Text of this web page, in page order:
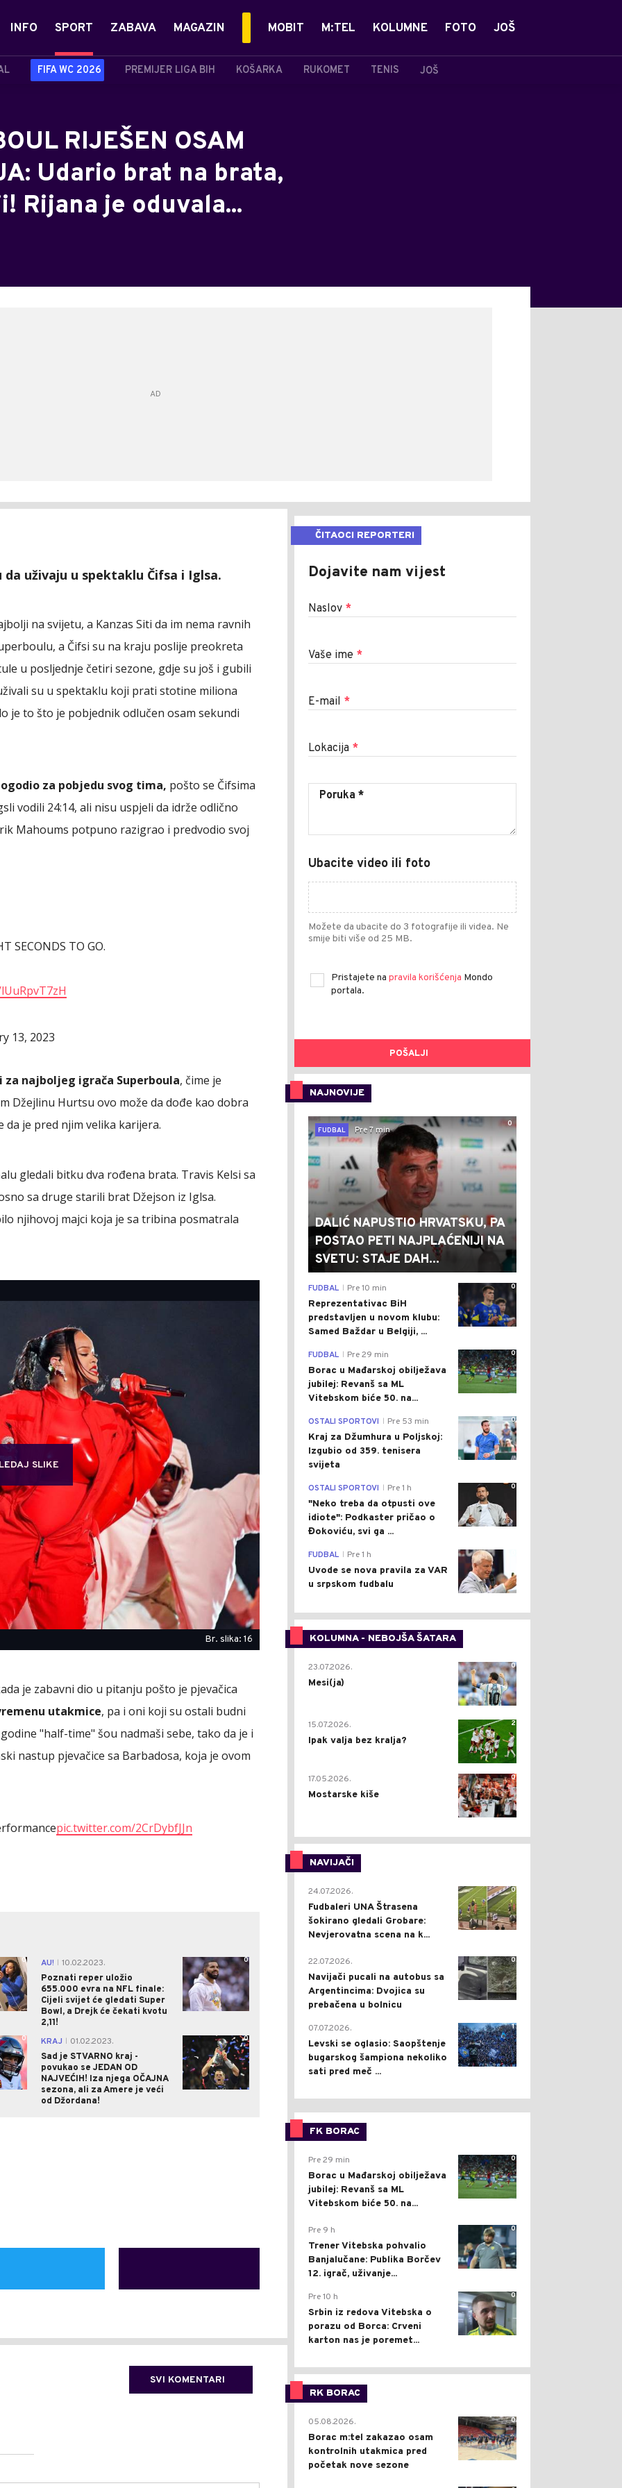
INFO SPORT
FIFA WC 2026 PREMIJER LIGA BIH KOŠARKA RUKOMET TENIS JOŠ
ZABAVA MAGAZIN MOBIT M:TEL KOLUMNE FOTO JOŠ
RIJEŠEN OSAM
Udario brat na brata,
Rijana je oduvala...
uživaju u spektaklu Čifsa i Iglsa.
na svijetu, a Kanzas Siti da im nema ravnih
a Čifsi su na kraju poslije preokreta
u posljednje četiri sezone, gdje su još i gubili
su u spektaklu koji prati stotine miliona
je to što je pobjednik odlučen osam sekundi
za pobjedu svog tima, pošto se Čifsima
vodili 24:14, ali nisu uspjeli da idrže odlično
Mahoums potpuno razigrao i predvodio svoj
SECONDS TO GO.
13, 2023
za najboljeg igrača Superboula, čime je
Džejlinu Hurtsu ovo može da dođe kao dobra
da je pred njim velika karijera.
gledali bitku dva rođena brata. Travis Kelsi sa
sa druge starili brat Džejson iz Iglsa.
njihovoj majci koja je sa tribina posmatrala
SLIKE
Br. slika: 16
je zabavni dio u pitanju pošto je pjevačica
utakmice, pa i oni koji su ostali budni
"half-time" šou nadmaši sebe, tako da je i
nastup pjevačice sa Barbadosa, koja je ovom
pic.twitter.com/2CrDybfJJn
0 AU!
10.02.2023.
Poznati reper uložio
655.000 evra na NFL finale:
Cijeli svijet će gledati Super
Bowl, a Drejk će čekati kvotu
2,11!
0
0 KRAJ
01.02.2023.
Sad je STVARNO kraj -
povukao se JEDAN OD
NAJVEĆIH! Iza njega OČAJNA
sezona, ali za Amere je veći
od Džordana!
0
SVI KOMENTARI
ČITAOCI REPORTERI
Dojavite nam vijest
Naslov *
Vaše ime *
E-mail *
Lokacija *
Ubacite video ili foto
Možete da ubacite do 3 fotografije ili videa. Ne
smije biti više od 25 MB.
Pristajete na pravila korišćenja Mondo
portala.
POŠALJI
NAJNOVIJE
0
FUDBAL
Pre 7 min
DALIĆ NAPUSTIO HRVATSKU, PA
POSTAO PETI NAJPLAĆENIJI NA
SVETU: STAJE DAH...
0
FUDBAL Pre 10 min
Reprezentativac BiH
predstavljen u novom klubu:
Samed Baždar u Belgiji, ...
0
FUDBAL Pre 29 min
Borac u Mađarskoj obilježava
jubilej: Revanš sa ML
Vitebskom biće 50. na...
0
OSTALI SPORTOVI Pre 53 min
Kraj za Džumhura u Poljskoj:
Izgubio od 359. tenisera
svijeta
0
OSTALI SPORTOVI Pre 1 h
"Neko treba da otpusti ove
idiote": Podkaster pričao o
Đokoviću, svi ga ...
FUDBAL Pre 1 h
Uvode se nova pravila za VAR
u srpskom fudbalu
KOLUMNA - NEBOJŠA ŠATARA
0
23.07.2026.
Mesi(ja)
2
15.07.2026.
Ipak valja bez kralja?
0
17.05.2026.
Mostarske kiše
NAVIJAČI
0
24.07.2026.
Fudbaleri UNA Štrasena
šokirano gledali Grobare:
Nevjerovatna scena na k...
0
22.07.2026.
Navijači pucali na autobus sa
Argentincima: Dvojica su
prebačena u bolnicu
1
07.07.2026.
Levski se oglasio: Saopštenje
bugarskog šampiona nekoliko
sati pred meč ...
FK BORAC
0
Pre 29 min
Borac u Mađarskoj obilježava
jubilej: Revanš sa ML
Vitebskom biće 50. na...
0
Pre 9 h
Trener Vitebska pohvalio
Banjalučane: Publika Borčev
12. igrač, uživanje...
0
Pre 10 h
Srbin iz redova Vitebska o
porazu od Borca: Crveni
karton nas je poremet...
RK BORAC
0
05.08.2026.
Borac m:tel zakazao osam
kontrolnih utakmica pred
početak nove sezone